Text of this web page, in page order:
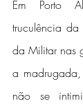
Em Porto
truculência
da Militar nas
a madrugada,
não se